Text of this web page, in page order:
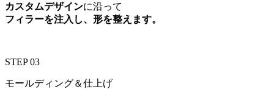
カスタムデザインに沿って
フィラーを注入し、形を整えます。
STEP 03
モールディング＆仕上げ